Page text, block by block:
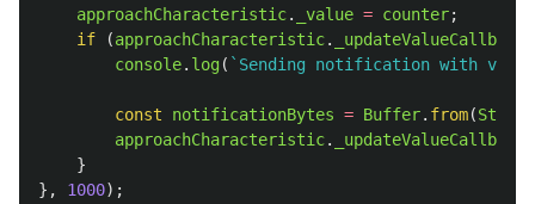
approachCharacteristic. _value = counter;
if
(approachCharacteristic. _updateValueCallback
console. log( `Sending notification with
const notificationBytes = Buffer. from(String
approachCharacteristic. _updateValueCallback
}
},
1000);